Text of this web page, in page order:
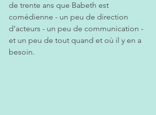
de trente ans que Babeth est
comédienne - un peu de direction
d’acteurs - un peu de communication -
et un peu de tout quand et où il y en a
besoin.